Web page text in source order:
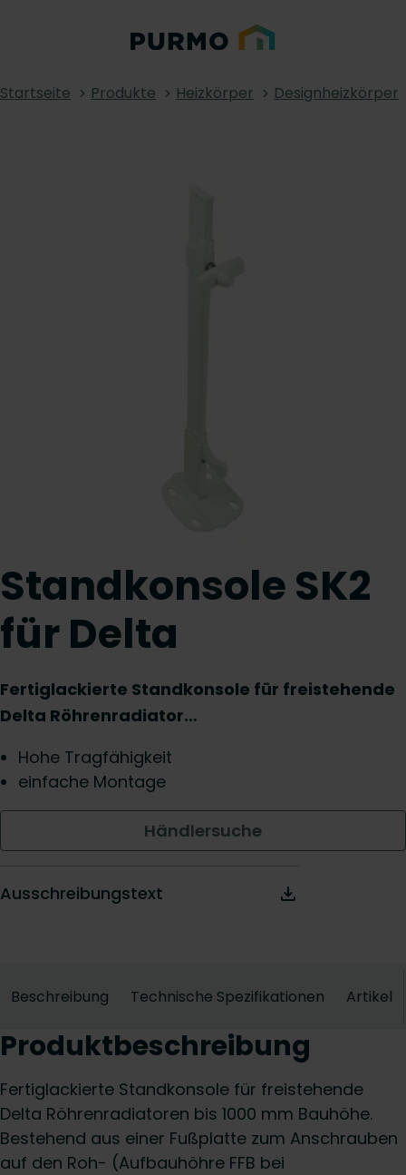
Startseite Produkte Heizkörper Designheizkörper
Standkonsole SK2
für Delta
Fertiglackierte Standkonsole für freistehende
Delta Röhrenradiator…
Hohe Tragfähigkeit
einfache Montage
Händlersuche
Ausschreibungstext
Beschreibung Technische Spezifikationen Artikel
Produktbeschreibung
Fertiglackierte Standkonsole für freistehende
Delta Röhrenradiatoren bis 1000 mm Bauhöhe.
Bestehend aus einer Fußplatte zum Anschrauben
auf den Roh- (Aufbauhöhre FFB bei